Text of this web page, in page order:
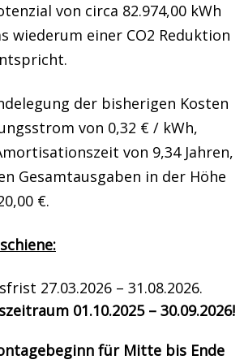
von circa 82.974,00 kWh
wiederum einer CO2 Reduktion
der bisherigen Kosten
von 0,32 € / kWh,
von 9,34 Jahren,
Gesamtausgaben in der Höhe
€.
27.03.2026 – 31.08.2026.
01.10.2025 – 30.09.2026!
für Mitte bis Ende